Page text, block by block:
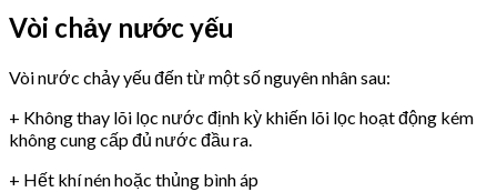
Vòi chảy nước yếu
Vòi nước chảy yếu đến từ một số nguyên nhân sau:
+ Không thay lõi lọc nước định kỳ khiến lõi lọc hoạt động kém
không cung cấp đủ nước đầu ra.
+ Hết khí nén hoặc thủng bình áp